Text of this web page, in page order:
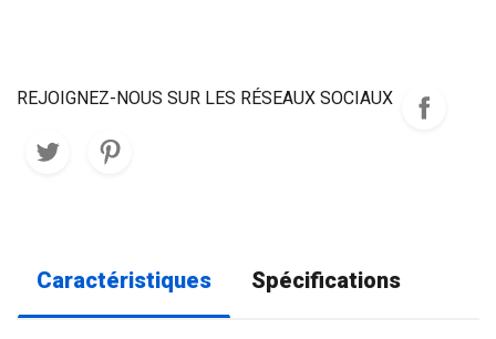
REJOIGNEZ-NOUS SUR LES RÉSEAUX SOCIAUX
Caractéristiques Spécifications